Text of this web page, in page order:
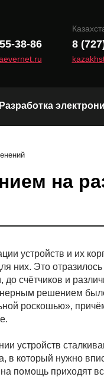
38-86 8
Разработка
на
устройств и их
них. Это
до счётчиков и
решением
роскошью»,
устройств
в который нужно
помощь приходят